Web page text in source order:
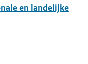
en landelijke